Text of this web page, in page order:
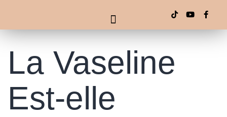
La Vaseline
Est-elle